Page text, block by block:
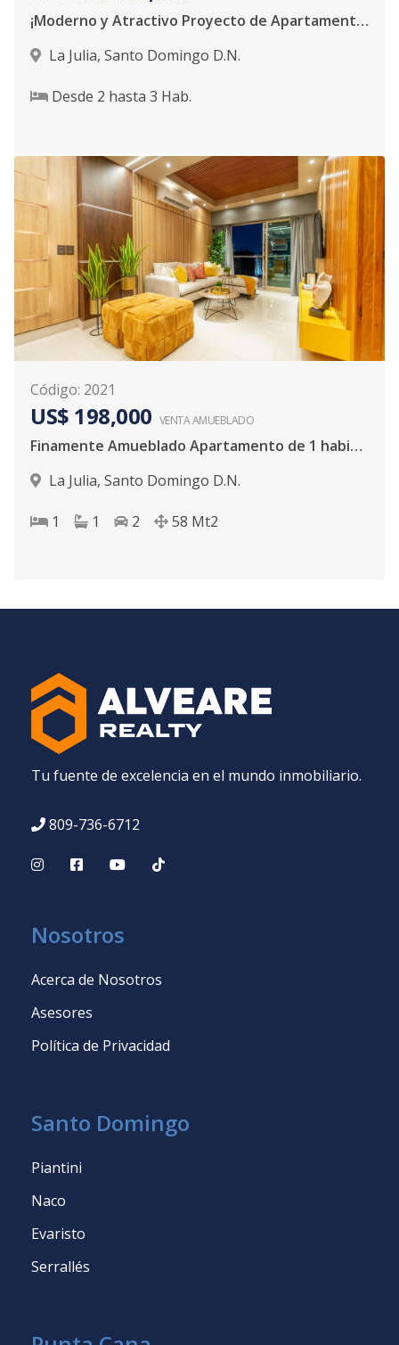
¡Moderno y Atractivo Proyecto de Apartamentos!
La Julia, Santo Domingo D.N.
Desde 2 hasta 3 Hab.
Código: 2021
US$ 198,000 VENTA AMUEBLADO
Finamente Amueblado Apartamento de 1 habitació
La Julia, Santo Domingo D.N.
1 1 2 58 Mt2
Tu fuente de excelencia en el mundo inmobiliario.
809-736-6712
Nosotros
Acerca de Nosotros
Asesores
Política de Privacidad
Santo Domingo
Piantini
Naco
Evaristo
Serrallés